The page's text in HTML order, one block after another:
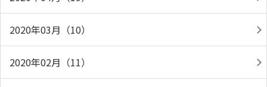
2020年03月（10）
2020年02月（11）